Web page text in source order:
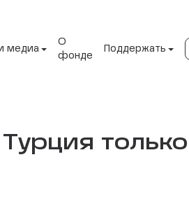
медиа
О
фонде
Поддержать
только